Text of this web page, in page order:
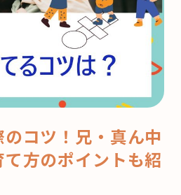
コツ！兄・真ん中
方のポイントも紹